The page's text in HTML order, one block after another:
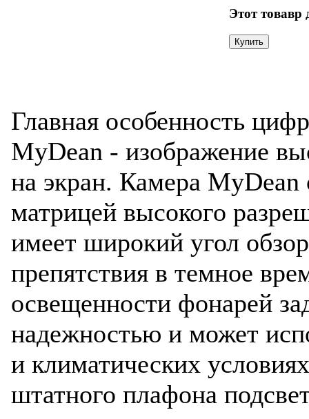
Этот товавр
Главная особенность
MyDean - изображение
на экран. Камера
матрицей высокого
имеет широкий угол
препятствия в темное
освещенности фонарей
надежностью и может
и климатических
штатного плафона